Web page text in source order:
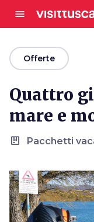
menu
arrow_backOfferte
Quattro
mare e
package Pacchetti